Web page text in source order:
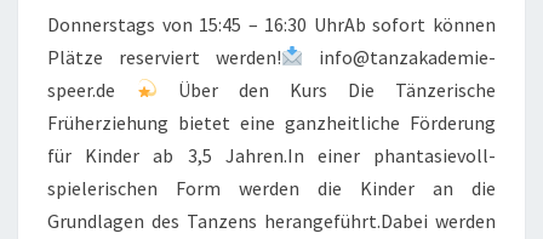
DEM
11.
DEZEMBER
2025
–
MIT
WINTERANGEBOT!
Donnerstags von 15:45 – 16:30 UhrAb sofort können
Plätze reserviert werden!
info@tanzakademie-
speer.de
Über den Kurs Die Tänzerische
Früherziehung bietet eine ganzheitliche Förderung
für Kinder ab 3,5 Jahren.In einer phantasievoll-
spielerischen Form werden die Kinder an die
Grundlagen des Tanzens herangeführt.Dabei werden